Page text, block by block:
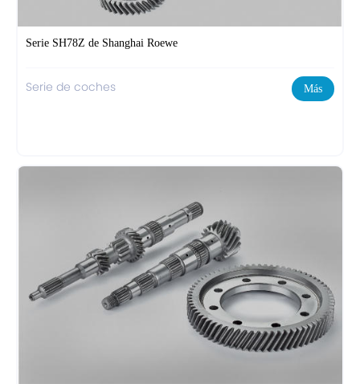
Serie SH78Z de Shanghai Roewe
Serie de coches Más